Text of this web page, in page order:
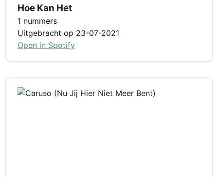
Hoe Kan Het
1 nummers
Uitgebracht op 23-07-2021
Open in Spotify